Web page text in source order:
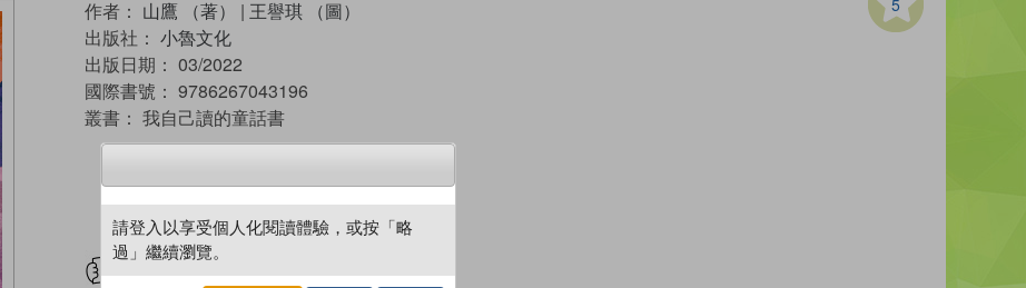
5
作者： 山鷹 （著） | 王譽琪 （圖）
出版社： 小魯文化
出版日期： 03/2022
國際書號： 9786267043196
叢書： 我自己讀的童話書
試閲 加入閱讀紀錄
請登入以享受個人化閱讀體驗，或按「略
過」繼續瀏覽。